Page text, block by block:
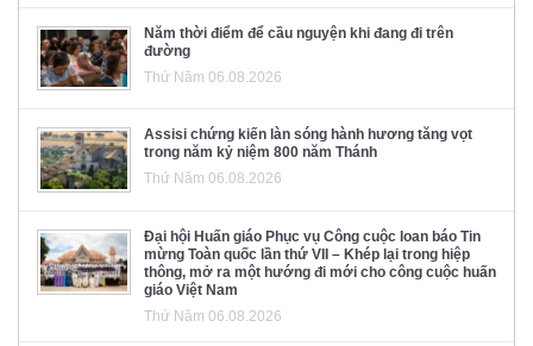
Năm thời điểm để cầu nguyện khi đang đi trên
đường
Thứ Năm 06.08.2026
Assisi chứng kiến làn sóng hành hương tăng vọt
trong năm kỷ niệm 800 năm Thánh
Thứ Năm 06.08.2026
Đại hội Huấn giáo Phục vụ Công cuộc loan báo Tin
mừng Toàn quốc lần thứ VII – Khép lại trong hiệp
thông, mở ra một hướng đi mới cho công cuộc huấn
giáo Việt Nam
Thứ Năm 06.08.2026